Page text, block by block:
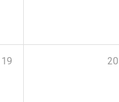
19 20